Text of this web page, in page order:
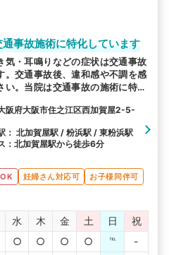
事故施術に特化しています
気・耳鳴りなどの症状は交通事故
。交通事故後、違和感や不調を感
い。当院は交通事故の施術に特化
阪府大阪市住之江区西加賀屋2-5-
： 北加賀屋駅 / 粉浜駅 / 東粉浜駅
：北加賀屋駅から徒歩6分
妊婦さん対応可
お子様同伴可
水 木 金 土 日
祝
○ ○ ○ ○ ℡
-